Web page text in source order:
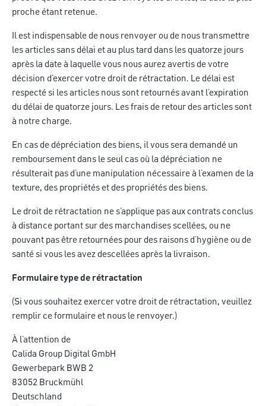
proche étant retenue.
Il est indispensable de nous renvoyer ou de nous transmettre
les articles sans délai et au plus tard dans les quatorze jours
après la date à laquelle vous nous aurez avertis de votre
décision d’exercer votre droit de rétractation. Le délai est
respecté si les articles nous sont retournés avant l’expiration
du délai de quatorze jours. Les frais de retour des articles sont
à notre charge.
En cas de dépréciation des biens, il vous sera demandé un
remboursement dans le seul cas où la dépréciation ne
résulterait pas d’une manipulation nécessaire à l’examen de la
texture, des propriétés et des propriétés des biens.
Le droit de rétractation ne s’applique pas aux contrats conclus
à distance portant sur des marchandises scellées, ou ne
pouvant pas être retournées pour des raisons d’hygiène ou de
santé si vous les avez descellées après la livraison.
Formulaire type de rétractation
(Si vous souhaitez exercer votre droit de rétractation, veuillez
remplir ce formulaire et nous le renvoyer.)
À l’attention de
Calida Group Digital GmbH
Gewerbepark BWB 2
83052 Bruckmühl
Deutschland